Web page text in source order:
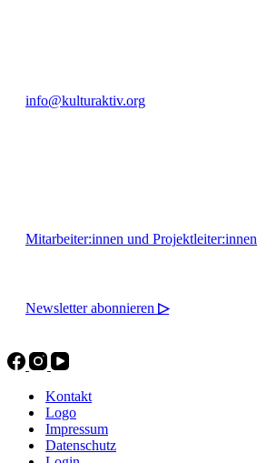
info@kulturaktiv.org
Mitarbeiter:innen und Projektleiter:innen
Newsletter abonnieren ▷
Kontakt
Logo
Impressum
Datenschutz